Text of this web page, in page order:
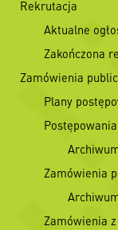
Rekrutacja
Aktualne
Zakończona
Zamówienia
Plany
Zamówienia
Zamówienia